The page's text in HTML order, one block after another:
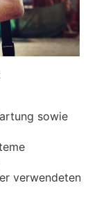
sowie
verwendeten